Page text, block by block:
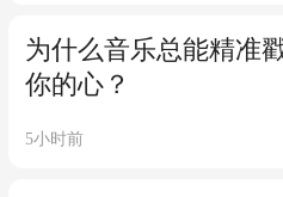
为什么音乐总能精准
你的心？
5小时前